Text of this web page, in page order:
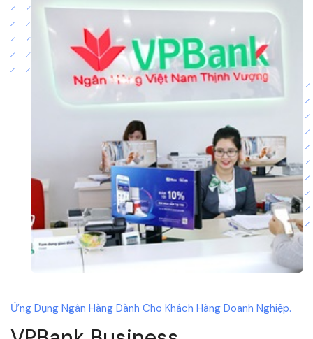
Ứng Dụng Ngân Hàng Dành Cho Khách Hàng Doanh Nghiệp.